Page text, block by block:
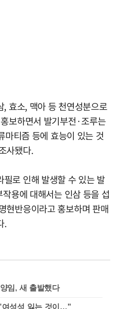
효소, 맥아 등 천연성분으로
보하면서 발기부전·조루는
마티즘 등에 효능이 있는 것
사됐다.
로 인해 발생할 수 있는 발
용에 대해서는 인삼 등을 섭
현반응이라고 홍보하며 판매
.
임, 새 출발했다
여성성 잃는 것이…"